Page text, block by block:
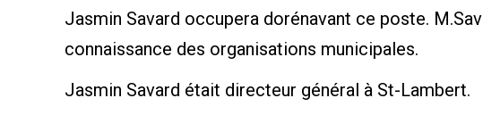
Jasmin Savard occupera dorénavant ce poste.
connaissance des organisations municipales.
Jasmin Savard était directeur général à St-Lambert.